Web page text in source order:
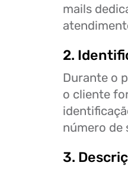
mails
2.
Durante o
o cliente
número de
3.